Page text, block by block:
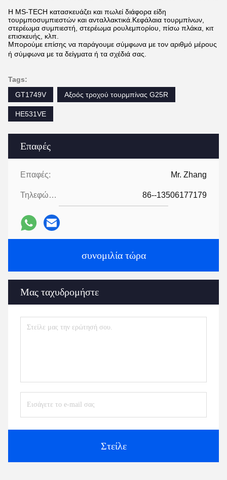
Επαφές
Επαφές: Mr. Zhang
Τηλεφώνημα: 86--13506177179
συνομιλία τώρα
Μας ταχυδρομήστε
Στείλε
Η MS-TECH κατασκευάζει και πωλεί διάφορα είδη
τουρμποσυμπιεστών και ανταλλακτικά.Κεφάλαια τουρμπίνων,
στερέωμα συμπιεστή, στερέωμα ρουλεμπορίου, πίσω πλάκα, κιτ
επισκευής, κλπ.
Μπορούμε επίσης να παράγουμε σύμφωνα με τον αριθμό μέρους
ή σύμφωνα με τα δείγματα ή τα σχέδιά σας.
Tags:
GT1749V
Αξοός τροχού τουρμπίνας G25R
HE531VE